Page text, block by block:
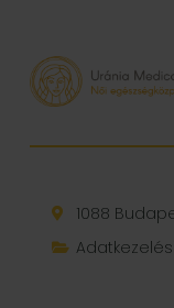
1088